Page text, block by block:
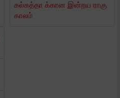
கல்கத்தா க்கான இன்றய ராகு
காலம்